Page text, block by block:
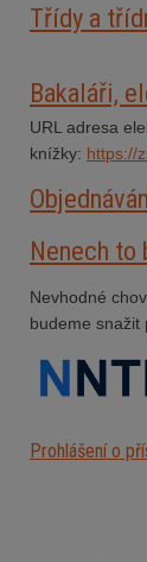
Třídy a
Bakaláři,
URL adresa
knížky: https://
Nenech to
Nevhodné
budeme snažit
Prohlášení o